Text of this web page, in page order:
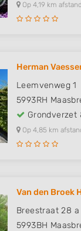
Op 4,19 km afstand
Herman
Leemvenweg 1
5993RH
Grondverzet
Op 4,85 km
Van den Broek
Breestraat 28 a
5993BH